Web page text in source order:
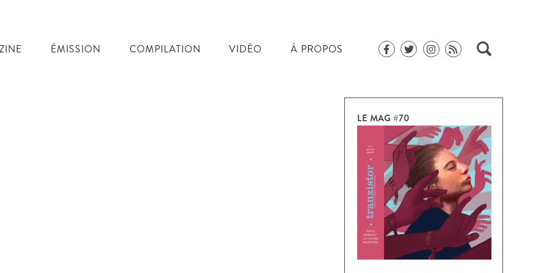
ÉMISSION COMPILATION VIDÉO À PROPOS
LE MAG #70